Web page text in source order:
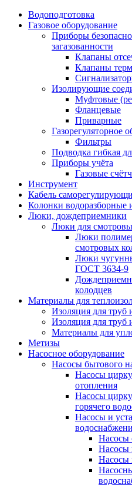
Водоподготовка
Газовое оборудование
Приборы
загазованности
Клапаны
Клапаны
Изолирующие
Муфтовые
Фланцевые
Приварные
Газорегуляторное
Фильтры
Подводка гибкая
Приборы учёта
Газовые
Инструмент
Кабель
Колонки
Люки, дождеприемники
Люки для
Люки
смотровых
Люки
ГОСТ 3634-9
колодцев
Материалы для
Изоляция для труб
Изоляция для труб
Материалы для
Метизы
Насосное оборудование
Насосы бытового
Насосы
отопления
Насосы
горячего
Насосы и
Насосы
Насосы
Насосы